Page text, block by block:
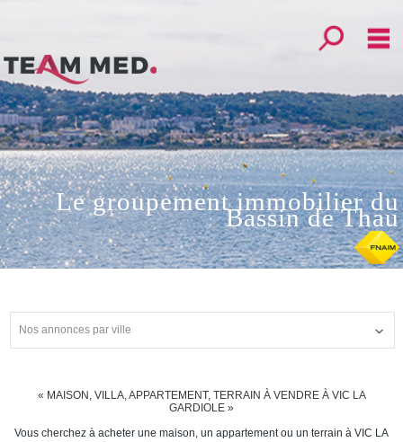
Affiner la
Le groupement immobilier du
Bassin de Thau
Notre groupement
Nos partenaires
Nos services
Mon compte
Mes sélections 0
Créer une alerte
Estimation gratuite
Nos annonces par ville
« MAISON, VILLA, APPARTEMENT, TERRAIN À VENDRE À VIC LA
GARDIOLE »
Vous cherchez à acheter une maison, un appartement ou un terrain à VIC LA